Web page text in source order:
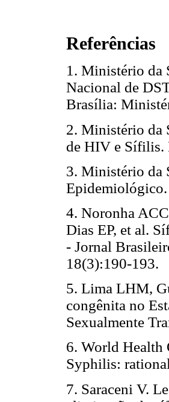
Referências
1. Ministério da
Nacional de
Brasília:
2. Ministério da
de HIV e Sífilis.
3. Ministério da
4. Noronha
Dias EP, et al.
- Jornal
18(3):190-193.
5. Lima LHM,
congênita no
Sexualmente
6. World Health
Syphilis:
7. Saraceni V.